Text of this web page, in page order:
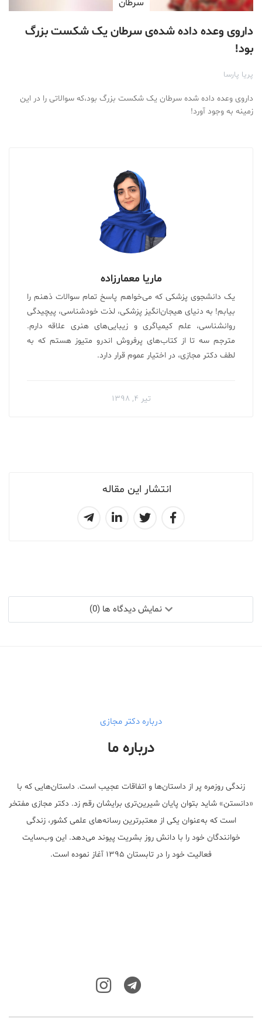
انتشار این مقاله
سرطان
داروی وعده داده شده‌ی سرطان یک شکست بزرگ
بود!
پریا پارسا
داروی وعده داده شده سرطان یک شکست بزرگ بود،که سوالاتی را در این
زمینه به وجود آورد!
ماریا معمارزاده
یک دانشجوی پزشکی که می‌خواهم پاسخ تمام سوالات ذهنم را
بیابم! به دنیای هیجان‌انگیز پزشکی، لذت خودشناسی، پیچیدگی
روانشناسی، علم کیمیاگری و زیبایی‌های هنری علاقه دارم.
مترجم سه تا از کتاب‌های پرفروش اندرو متیوز هستم که به
لطف دکتر مجازی، در اختیار عموم قرار دارد.
تیر ۴, ۱۳۹۸
نمایش دیدگاه ها (0)
درباره دکتر مجازی
درباره ما
زندگی روزمره پر از داستان‌ها و اتفاقات عجیب است. داستان‌هایی که با
«دانستن» شاید بتوان پایان شیرین‌تری برایشان رقم زد. دکتر مجازی مفتخر
است که به‌عنوان یکی از معتبر‌ترین رسانه‌های علمی کشور، زندگی
خوانندگان خود را با دانش روز بشریت پیوند می‌دهد. این وب‌سایت
فعالیت خود را در تابستان ۱۳۹۵ آغاز نموده است.